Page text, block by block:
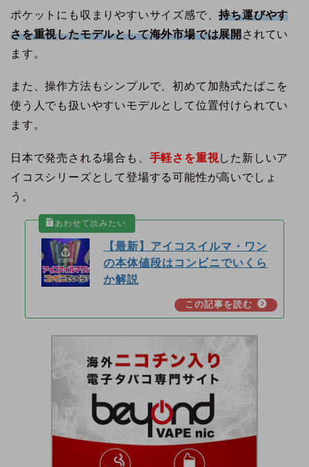
ポケットにも収まりやすいサイズ感で、持ち運びやす
さを重視したモデルとして海外市場では展開されてい
ます。
また、操作方法もシンプルで、初めて加熱式たばこを
使う人でも扱いやすいモデルとして位置付けられてい
ます。
日本で発売される場合も、 手軽さを重視した新しいア
イコスシリーズとして登場する可能性が高いでしょ
う。
【最新】アイコスイルマ・ワン
の本体値段はコンビニでいくら
か解説